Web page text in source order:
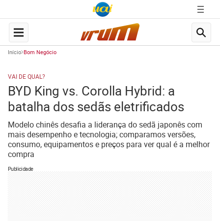
Início Bom Negócio
VAI DE QUAL?
BYD King vs. Corolla Hybrid: a
batalha dos sedãs eletrificados
Modelo chinês desafia a liderança do sedã japonês com
mais desempenho e tecnologia; comparamos versões,
consumo, equipamentos e preços para ver qual é a melhor
compra
Publicidade